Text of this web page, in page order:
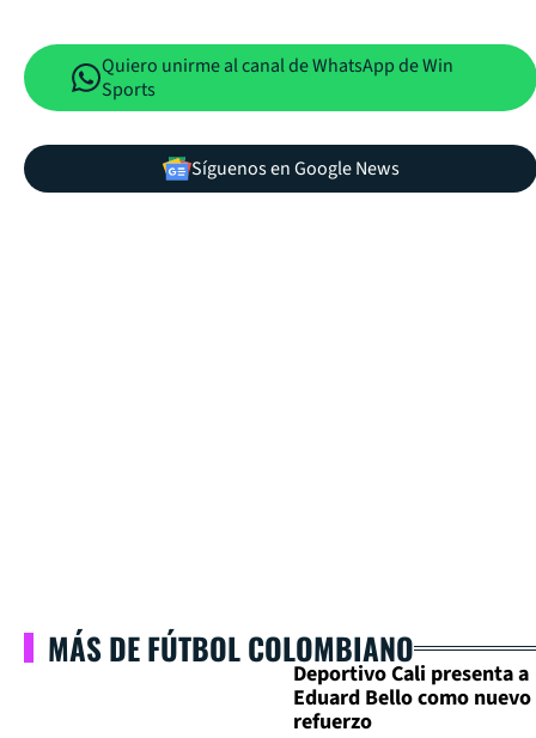
Quiero unirme al canal de WhatsApp de Win
Sports
Síguenos en Google News
MÁS DE FÚTBOL COLOMBIANO
Deportivo Cali presenta a
Eduard Bello como nuevo
refuerzo